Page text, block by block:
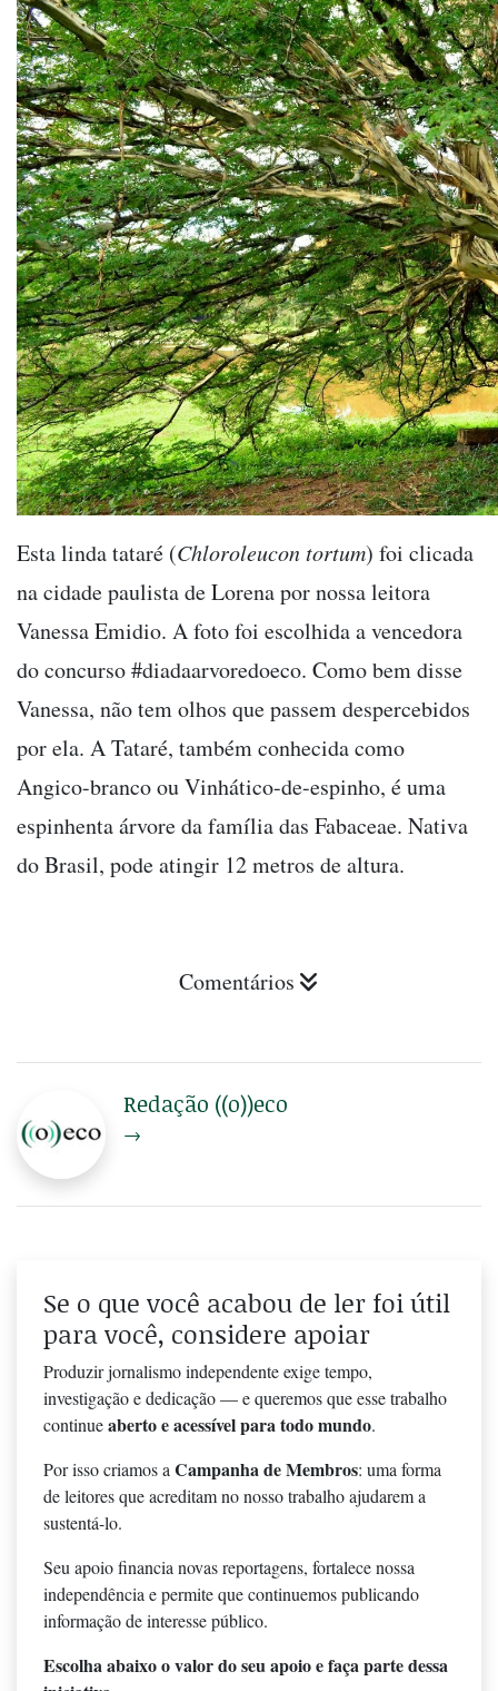
Esta linda tataré (Chloroleucon tortum) foi clicada
na cidade paulista de Lorena por nossa leitora
Vanessa Emidio. A foto foi escolhida a vencedora
do concurso #diadaarvoredoeco. Como bem disse
Vanessa, não tem olhos que passem despercebidos
por ela. A Tataré, também conhecida como
Angico-branco ou Vinhático-de-espinho, é uma
espinhenta árvore da família das Fabaceae. Nativa
do Brasil, pode atingir 12 metros de altura.
Comentários
Redação ((o))eco
→
Se o que você acabou de ler foi útil
para você, considere apoiar
Produzir jornalismo independente exige tempo,
investigação e dedicação — e queremos que esse trabalho
continueaberto e acessível para todo mundo.
Por isso criamos aCampanha de Membros: uma forma
de leitores que acreditam no nosso trabalho ajudarem a
sustentá-lo.
Seu apoio financia novas reportagens, fortalece nossa
independência e permite que continuemos publicando
informação de interesse público.
Escolha abaixo o valor do seu apoio e faça parte dessa